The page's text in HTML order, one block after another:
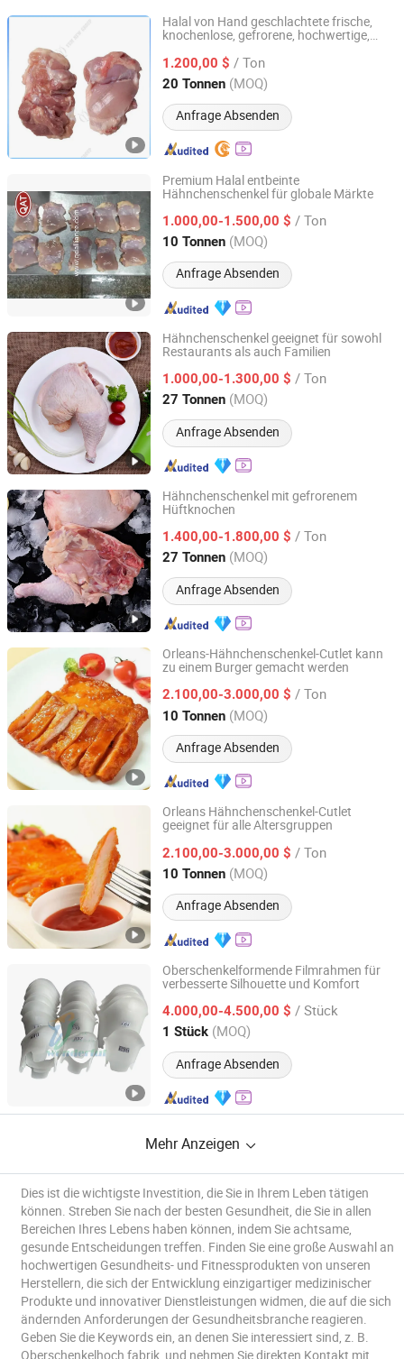
Halal von Hand geschlachtete frische,
knochenlose, gefrorene, hochwertige,
1.200,00 $ / Ton
20 Tonnen (MOQ)
Anfrage Absenden
QINGDAO YUM NEW GROUP CO., LTD.
Shandong, China Seit 2025
Premium Halal entbeinte
Hähnchenschenkel für globale Märkte
1.000,00-1.500,00 $ / Ton
10 Tonnen (MOQ)
Anfrage Absenden
QINGDAO ALLIANCE FOOD CORP.
Shandong, China Seit 2016
Hähnchenschenkel geeignet für sowohl
Restaurants als auch Familien
1.000,00-1.300,00 $ / Ton
27 Tonnen (MOQ)
Anfrage Absenden
Pintong International Trade (Qingdao) Co, Ltd.
Shandong, China Seit 2025
Hähnchenschenkel mit gefrorenem
Hüftknochen
1.400,00-1.800,00 $ / Ton
27 Tonnen (MOQ)
Anfrage Absenden
Pintong International Trade (Qingdao) Co, Ltd.
Shandong, China Seit 2025
Orleans-Hähnchenschenkel-Cutlet kann
zu einem Burger gemacht werden
2.100,00-3.000,00 $ / Ton
10 Tonnen (MOQ)
Anfrage Absenden
Pintong International Trade (Qingdao) Co, Ltd.
Shandong, China Seit 2025
Orleans Hähnchenschenkel-Cutlet
geeignet für alle Altersgruppen
2.100,00-3.000,00 $ / Ton
10 Tonnen (MOQ)
Anfrage Absenden
Pintong International Trade (Qingdao) Co, Ltd.
Shandong, China Seit 2025
Oberschenkelformende Filmrahmen für
verbesserte Silhouette und Komfort
4.000,00-4.500,00 $ / Stück
1 Stück (MOQ)
Anfrage Absenden
Shijiazhuang Wonderfu Rehabilitation Device Technology
Co., Ltd.
Hebei, China Seit 2019
Mehr Anzeigen
Dies ist die wichtigste Investition, die Sie in Ihrem Leben tätigen
können. Streben Sie nach der besten Gesundheit, die Sie in allen
Bereichen Ihres Lebens haben können, indem Sie achtsame,
gesunde Entscheidungen treffen. Finden Sie eine große Auswahl an
hochwertigen Gesundheits- und Fitnessprodukten von unseren
Herstellern, die sich der Entwicklung einzigartiger medizinischer
Produkte und innovativer Dienstleistungen widmen, die auf die sich
ändernden Anforderungen der Gesundheitsbranche reagieren.
Geben Sie die Keywords ein, an denen Sie interessiert sind, z. B.
Oberschenkelhoch fabrik, und nehmen Sie direkten Kontakt mit